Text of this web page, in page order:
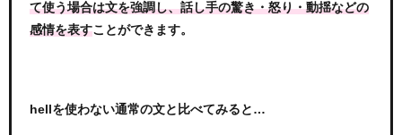
て使う場合は文を強調し、話し手の驚き・怒り・動揺などの
感情を表すことができます。
hellを使わない通常の文と比べてみると…